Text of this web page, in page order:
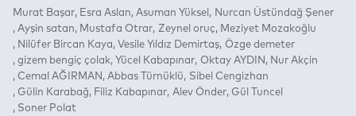
Murat Başar Esra Aslan Asuman Yüksel
Nurcan Üstündağ Şener
Ayşin satan
Mustafa Otrar Zeynel oruç
Meziyet Mozakoğlu
Nilüfer Bircan Kaya Vesile Yıldız Demirtaş
Özge demeter
gizem bengiç çolak Yücel Kabapınar Oktay AYDIN
Nur Akçin
Cemal AĞIRMAN
Abbas Türnüklü
Sibel Cengizhan
Gülin Karabağ
Filiz Kabapınar Alev Önder Gül Tuncel
Soner Polat